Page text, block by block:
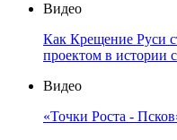
Видео
Как Крещение Руси
проектом в истории
Видео
«Точки Роста -